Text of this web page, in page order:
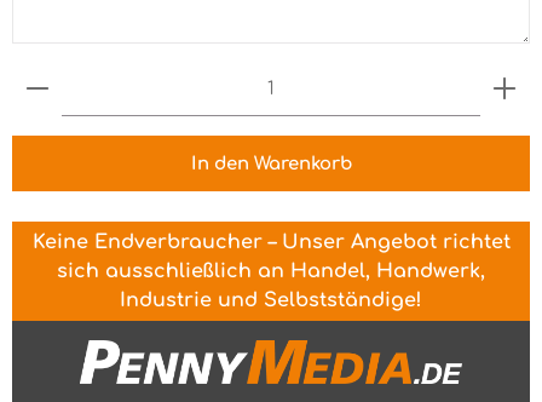
Produkt Anzahl: Gib den gewünschten Wert
In den Warenkorb
Keine Endverbraucher – Unser Angebot richtet
sich ausschließlich an Handel, Handwerk,
Industrie und Selbstständige!